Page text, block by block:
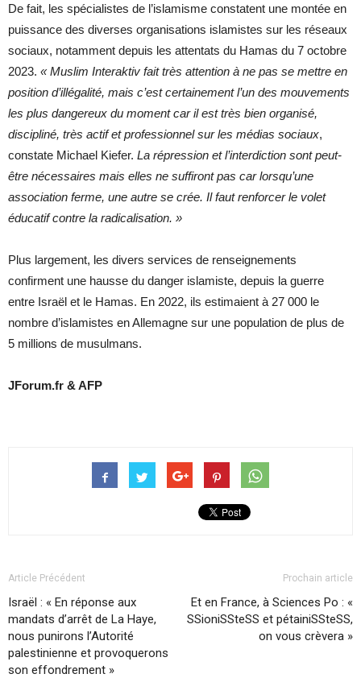
De fait, les spécialistes de l’islamisme constatent une montée en
puissance des diverses organisations islamistes sur les réseaux
sociaux, notamment depuis les attentats du Hamas du 7 octobre
2023. « Muslim Interaktiv fait très attention à ne pas se mettre en
position d’illégalité, mais c’est certainement l’un des mouvements
les plus dangereux du moment car il est très bien organisé,
discipliné, très actif et professionnel sur les médias sociaux,
constate Michael Kiefer. La répression et l’interdiction sont peut-
être nécessaires mais elles ne suffiront pas car lorsqu’une
association ferme, une autre se crée. Il faut renforcer le volet
éducatif contre la radicalisation. »
Plus largement, les divers services de renseignements
confirment une hausse du danger islamiste, depuis la guerre
entre Israël et le Hamas. En 2022, ils estimaient à 27 000 le
nombre d’islamistes en Allemagne sur une population de plus de
5 millions de musulmans.
JForum.fr & AFP
Article Précédent
Israël : « En réponse aux
mandats d’arrêt de La Haye,
nous punirons l’Autorité
palestinienne et provoquerons
son effondrement »
Prochain article
Et en France, à Sciences Po : «
SSioniSSteSS et pétainiSSteSS,
on vous crèvera »